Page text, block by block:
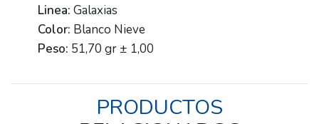
Linea:Galaxias
Color: Blanco Nieve
Peso: 51,70 gr ± 1,00
PRODUCTOS